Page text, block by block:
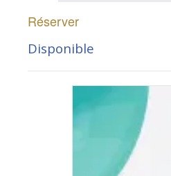
Réserver
Disponible